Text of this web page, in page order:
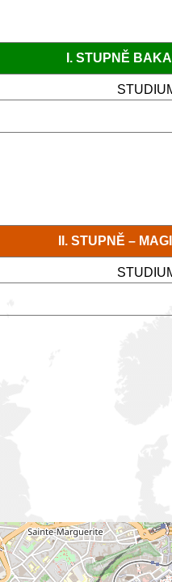
I. STUPNĚ
II. STUPNĚ –